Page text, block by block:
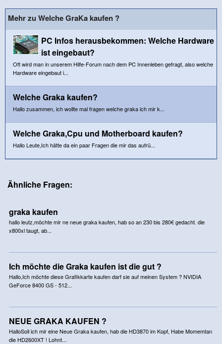
Mehr zu Welche GraKa kaufen ?
PC Infos herausbekommen: Welche Hardware
ist eingebaut?
Oft wird man in unserem Hilfe-Forum nach dem PC Innenleben gefragt, also welche
Hardware eingebaut i...
Welche Graka kaufen?
Hallo zusammen, ich wollte mal fragen welche graka ich mir k...
Welche Graka,Cpu und Motherboard kaufen?
Hallo Leute,Ich hätte da ein paar Fragen die mir das aufrü...
Ähnliche Fragen:
graka kaufen
hallo leutz,möchte mir ne neue graka kaufen, hab so an 230 bis 280€ gedacht. die
x800xl taugt, ab...
Ich möchte die Graka kaufen ist die gut ?
Hallo,Ich möchte diese Grafikkarte kaufen darf sie auf meinen System ? NVIDIA
GeForce 8400 GS - 512...
NEUE GRAKA KAUFEN ?
HalloSoll ich mir eine Neue Graka kaufen, hab die HD3870 im Kopf, Habe Momemtan
die HD2600XT ! Lohnt...